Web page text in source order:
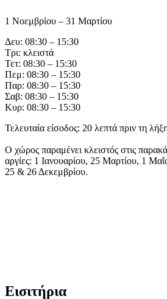
1 Νοεμβρίου – 31 Μαρτίου
Δευ: 08:30 – 15:30
Τρι: κλειστά
Τετ: 08:30 – 15:30
Πεμ: 08:30 – 15:30
Παρ: 08:30 – 15:30
Σαβ: 08:30 – 15:30
Κυρ: 08:30 – 15:30
Τελευταία είσοδος: 20 λεπτά πριν τη
Ο χώρος παραμένει κλειστός στις
αργίες: 1 Ιανουαρίου, 25 Μαρτίου, 1
25 & 26 Δεκεμβρίου.
Εισιτήρια